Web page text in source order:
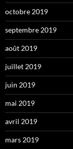
octobre 2019
septembre 2019
août 2019
juillet 2019
juin 2019
mai 2019
avril 2019
mars 2019